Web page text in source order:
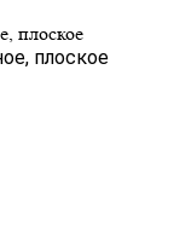
плоское
плоское